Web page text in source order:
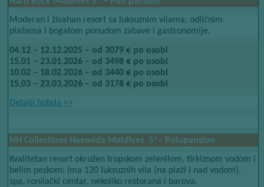
Moderan i živahan resort sa luksuznim vilama, odličnim
plažama i bogatom ponudom zabave i gastronomije.
04.12 – 12.12.2025 – od 3079 € po osobi
15.01 – 23.01.2026 – od 3498 € po osobi
10.02 – 18.02.2026 – od 3440 € po osobi
15.03 – 23.03.2026 – od 3178 € po osobi
Detalji hotela​​ >>
NH Collections Havodda Maldives ​​ 5*– Polupansion
Kvalitetan resort​​ okružen tropskom zelenilom, tirkiznom vodom i
belim peskom; ima 120 luksuznih vila (na plaži i nad vodom),
spa, ronilački centar, nekoliko restorana i barova.